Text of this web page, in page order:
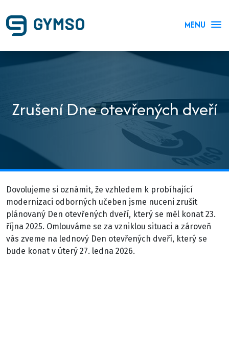
MENU
Zrušení Dne otevřených dveří
Dovolujeme si oznámit, že vzhledem k probíhající
modernizaci odborných učeben jsme nuceni zrušit
plánovaný Den otevřených dveří, který se měl konat 23.
října 2025. Omlouváme se za vzniklou situaci a zároveň
vás zveme na lednový Den otevřených dveří, který se
bude konat v úterý 27. ledna 2026.